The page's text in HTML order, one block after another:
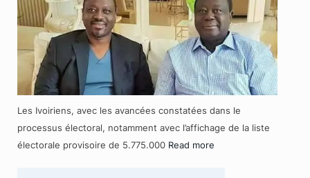
Les Ivoiriens, avec les avancées constatées dans le
processus électoral, notamment avec l’affichage de la liste
électorale provisoire de 5.775.000 Read more